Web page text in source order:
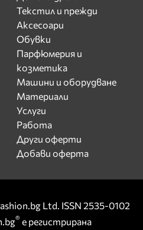
Текстил и прежди
Аксесоари
Обувки
Парфюмерия и
козметика
Машини и оборудване
Материали
Услуги
Работа
Други оферти
Добави оферта
Ltd. ISSN 2535-0102
® е регистрирана